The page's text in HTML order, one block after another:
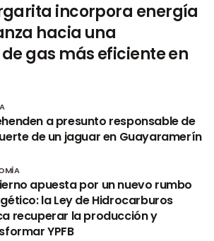
incorpora energía
hacia una
gas más eficiente en
a presunto responsable de
de un jaguar en Guayaramerín
apuesta por un nuevo rumbo
la Ley de Hidrocarburos
recuperar la producción y
YPFB